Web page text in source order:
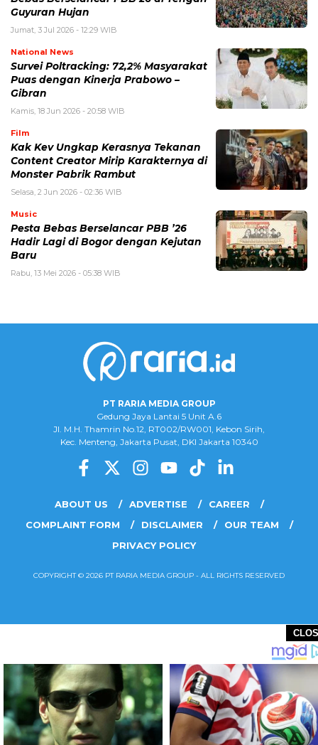
Guyuran Hujan
Jumat, 3 Jul 2026 - 12:29 WIB
National News
Survei Poltracking: 72,2% Masyarakat
Puas dengan Kinerja Prabowo –
Gibran
Kamis, 18 Jun 2026 - 20:58 WIB
Film
Kak Kev Ungkap Kerasnya Tekanan
Content Creator Mirip Karakternya di
Monster Pabrik Rambut
Selasa, 2 Jun 2026 - 02:36 WIB
Music
Pesta Bebas Berselancar PBB ’26
Hadir Lagi di Bogor dengan Kejutan
Baru
Rabu, 13 Mei 2026 - 05:38 WIB
PT RARIA MEDIA GROUP
Gedung Jaya Lantai 5 Unit A.6
Jl. M.H. Thamrin No.12, RT002/RW001, Kebon Sirih,
Kec. Menteng, Jakarta Pusat, DKI Jakarta 10340
ABOUT US ADVERTISE
CAREER
COMPLAINT FORM
DISCLAIMER
OUR TEAM
PRIVACY POLICY
COPYRIGHT © 2026 PT RARIA MEDIA GROUP - ALL RIGHTS RESERVED